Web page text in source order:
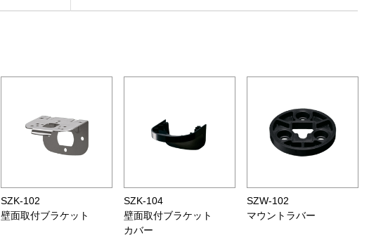
SZK-102
壁面取付ブラケット
SZK-104
壁面取付ブラケット
カバー
SZW-102
マウントラバー